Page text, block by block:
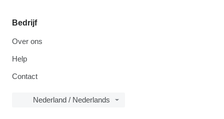
Bedrijf
Over ons
Help
Contact
Nederland / Nederlands